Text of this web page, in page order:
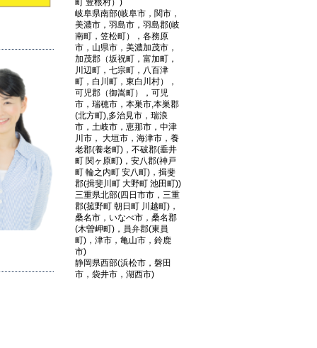
町 豊根村）)
岐阜県南部(岐阜市，関市，
美濃市，羽島市，羽島郡(岐
南町，笠松町），各務原
市，山県市，美濃加茂市，
加茂郡（坂祝町，富加町，
川辺町，七宗町，八百津
町，白川町，東白川村），
可児郡（御嵩町），可児
市，瑞穂市，本巣市,本巣郡
(北方町),多治見市，瑞浪
市，土岐市，恵那市，中津
川市， 大垣市，海津市，養
老郡(養老町)，不破郡(垂井
町 関ヶ原町)，安八郡(神戸
町 輪之内町 安八町)，揖斐
郡(揖斐川町 大野町 池田町))
三重県北部(四日市市，三重
郡(菰野町 朝日町 川越町)，
桑名市，いなべ市，桑名郡
(木曽岬町)，員弁郡(東員
町)，津市，亀山市，鈴鹿
市)
静岡県西部(浜松市，磐田
市，袋井市，湖西市)